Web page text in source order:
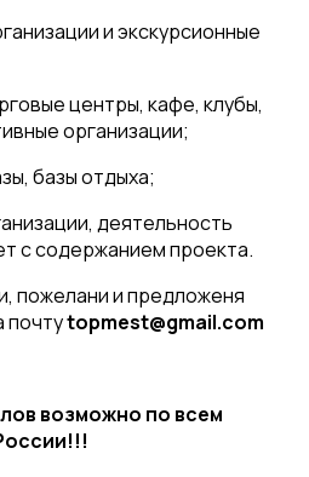
и экскурсионные
центры, кафе, клубы,
организации;
базы отдыха;
деятельность
с содержанием проекта.
пожелани и предложеня
почтуtopmest@gmail.com
возможно по всем